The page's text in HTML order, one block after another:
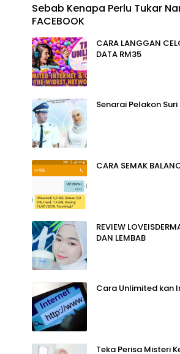
Sebab Kenapa Perlu Tukar
FACEBOOK
CARA LANGGAN
DATA RM35
Senarai Pelakon
CARA SEMAK
REVIEW
DAN LEMBAB
Cara Unlimited kan
Teka Perisa Misteri